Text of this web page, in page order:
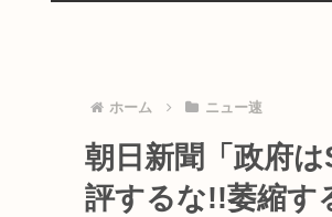
ホーム ニュー速
朝日新聞「政府
評するな!!萎縮す